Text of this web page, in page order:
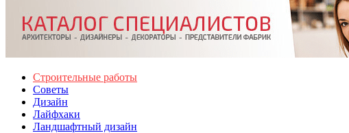
Строительные работы
Советы
Дизайн
Лайфхаки
Ландшафтный дизайн